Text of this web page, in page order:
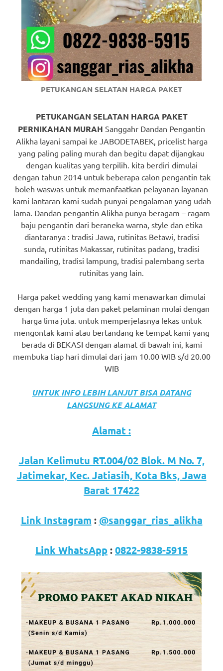
these
guys
comment
here
replica
watches.
favorite
replica
Hours
Online
replica
Discover
Wiht
replica
watches.
fake
watches.
facts
PETUKANGAN SELATAN HARGA PAKET
PETUKANGAN SELATAN HARGA PAKET
PERNIKAHAN MURAH Sanggahr Dandan Pengantin
Alikha layani sampai ke JABODETABEK, pricelist harga
yang paling paling murah dan begitu dapat dijangkau
dengan kualitas yang terpilih. kita berdiri dimulai
dengan tahun 2014 untuk beberapa calon pengantin tak
boleh waswas untuk memanfaatkan pelayanan layanan
kami lantaran kami sudah punyai pengalaman yang udah
lama. Dandan pengantin Alikha punya beragam – ragam
baju pengantin dari beraneka warna, style dan etika
diantaranya : tradisi Jawa, rutinitas Betawi, tradisi
sunda, rutinitas Makassar, rutinitas padang, tradisi
mandailing, tradisi lampung, tradisi palembang serta
rutinitas yang lain.
Harga paket wedding yang kami menawarkan dimulai
dengan harga 1 juta dan paket pelaminan mulai dengan
harga lima juta. untuk memperjelasnya lekas untuk
mengontak kami atau bertandang ke tempat kami yang
berada di BEKASI dengan alamat di bawah ini, kami
membuka tiap hari dimulai dari jam 10.00 WIB s/d 20.00
WIB
UNTUK INFO LEBIH LANJUT BISA DATANG
LANGSUNG KE ALAMAT
Alamat :
Jalan Kelimutu RT.004/02 Blok. M No. 7,
Jatimekar, Kec. Jatiasih, Kota Bks, Jawa
Barat 17422
Link Instagram : @sanggar_rias_alikha
Link WhatsApp:0822-9838-5915